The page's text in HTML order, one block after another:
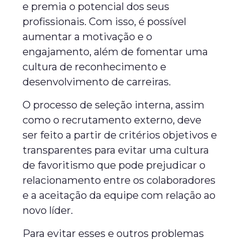
e premia o potencial dos seus
profissionais. Com isso, é possível
aumentar a motivação e o
engajamento, além de fomentar uma
cultura de reconhecimento e
desenvolvimento de carreiras.
O processo de seleção interna, assim
como o recrutamento externo, deve
ser feito a partir de critérios objetivos e
transparentes para evitar uma cultura
de favoritismo que pode prejudicar o
relacionamento entre os colaboradores
e a aceitação da equipe com relação ao
novo líder.
Para evitar esses e outros problemas